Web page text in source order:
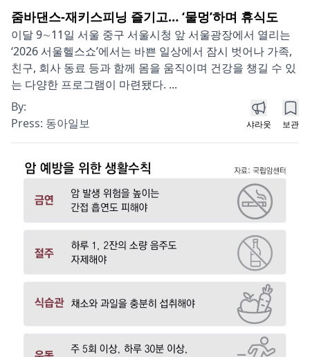
줌바댄스-재키스피닝 즐기고… ‘물멍’하며 휴식도
이달 9∼11일 서울 중구 서울시청 앞 서울광장에서 열리는
‘2026 서울헬스쇼’에서는 바쁜 일상에서 잠시 벗어나 가족,
친구, 회사 동료 등과 함께 몸을 움직이며 건강을 챙길 수 있
는 다양한 프로그램이 마련됐다. ...
By:
Press: 동아일보 샤라웃 보관